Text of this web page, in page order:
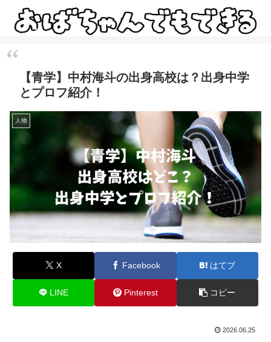
【青学】中村海斗の出身高校は？出身中学
とプロフ紹介！
人物
X Facebook はてブ
LINE Pinterest コピー
2026.06.25